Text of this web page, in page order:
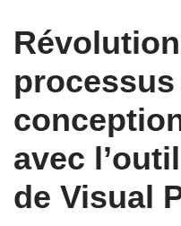
processus
avec
de Visual